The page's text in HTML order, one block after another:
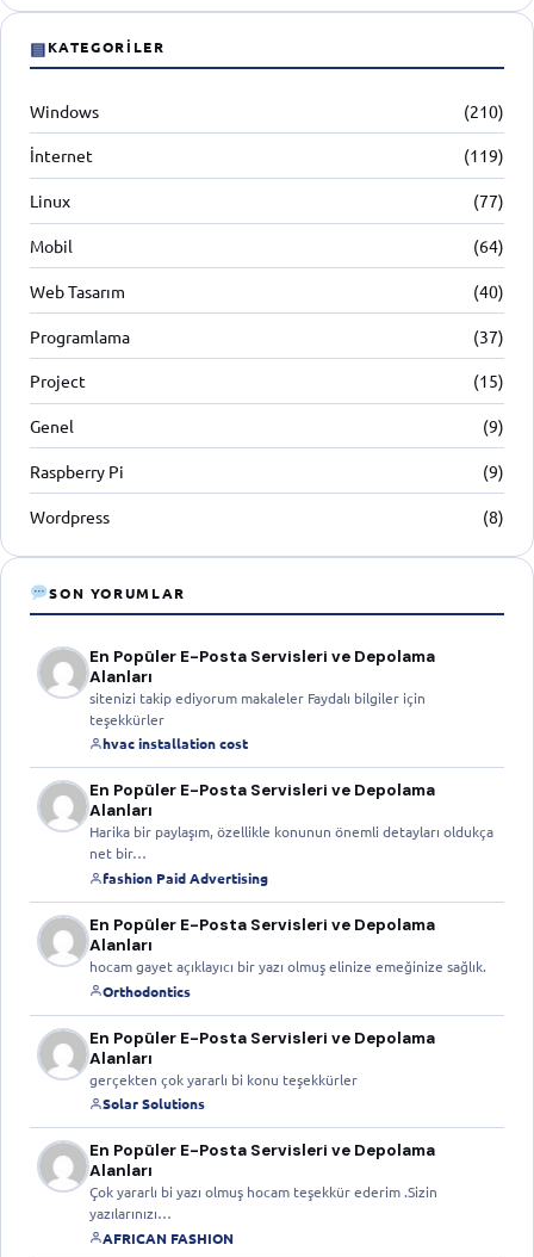
▤KATEGORILER
Windows (210)
İnternet (119)
Linux (77)
Mobil (64)
Web Tasarım (40)
Programlama (37)
Project (15)
Genel (9)
Raspberry Pi (9)
Wordpress (8)
SON YORUMLAR
En Popüler E-Posta Servisleri ve Depolama
Alanları
sitenizi takip ediyorum makaleler Faydalı bilgiler için
teşekkürler
hvac installation cost
En Popüler E-Posta Servisleri ve Depolama
Alanları
Harika bir paylaşım, özellikle konunun önemli detayları oldukça
net bir…
fashion Paid Advertising
En Popüler E-Posta Servisleri ve Depolama
Alanları
hocam gayet açıklayıcı bir yazı olmuş elinize emeğinize sağlık.
Orthodontics
En Popüler E-Posta Servisleri ve Depolama
Alanları
gerçekten çok yararlı bi konu teşekkürler
Solar Solutions
En Popüler E-Posta Servisleri ve Depolama
Alanları
Çok yararlı bi yazı olmuş hocam teşekkür ederim .Sizin
yazılarınızı…
AFRICAN FASHION